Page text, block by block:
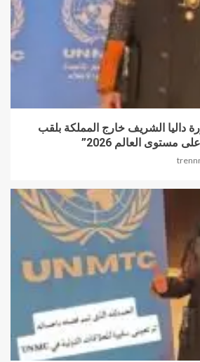
داليا الشريف خارج المملكة بلقب
مستوى العالم 2026”